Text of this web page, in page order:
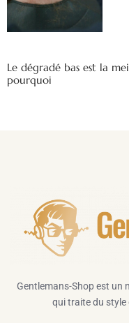
Le dégradé bas est la
pourquoi
Gentlemans-Shop est un
qui traite du style